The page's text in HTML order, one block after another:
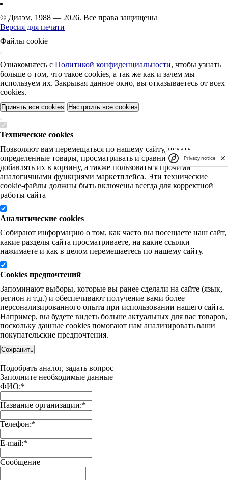
© Диаэм, 1988 — 2026. Все права защищены
Версия для печати
Файлы cookie
Ознакомьтесь с Политикой конфиденциальности, чтобы узнать
больше о том, что такое cookies, а так же как и зачем мы
используем их. Закрывая данное окно, вы отказываетесь от всех
cookies.
Принять все cookies Настроить все cookies
Технические cookies
Позволяют вам перемещаться по нашему сайту, искать
определенные товары, просматривать и сравнивать их,
добавлять их в корзину, а также пользоваться прочими
аналогичными функциями маркетплейса. Эти технические
cookie-файлы должны быть включены всегда для корректной
работы сайта
Аналитические cookies
Собирают информацию о том, как часто вы посещаете наш сайт,
какие разделы сайта просматриваете, на какие ссылки
нажимаете и как в целом перемещаетесь по нашему сайту.
Cookies предпочтений
Запоминают выборы, которые вы ранее сделали на сайте (язык,
регион и т.д.) и обеспечивают получение вами более
персонализированного опыта при использовании нашего сайта.
Например, вы будете видеть больше актуальных для вас товаров,
поскольку данные cookies помогают нам анализировать ваши
покупательские предпочтения.
Сохранить
Подобрать аналог, задать вопрос
Заполните необходимые данные
ФИО:*
Название организации:*
Телефон:*
E-mail:*
Сообщение
Privacy notice